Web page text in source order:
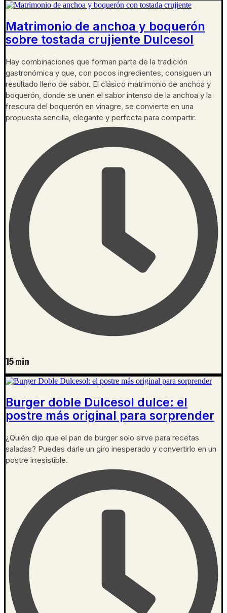
Matrimonio de anchoa y boquerón
sobre tostada crujiente Dulcesol
Hay combinaciones que forman parte de la tradición
gastronómica y que, con pocos ingredientes, consiguen un
resultado lleno de sabor. El clásico matrimonio de anchoa y
boquerón, donde se unen el sabor intenso de la anchoa y la
frescura del boquerón en vinagre, se convierte en una
propuesta sencilla, elegante y perfecta para compartir.
15 min
Burger doble Dulcesol dulce: el
postre más original para sorprender
¿Quién dijo que el pan de burger solo sirve para recetas
saladas? Puedes darle un giro inesperado y convertirlo en un
postre irresistible.